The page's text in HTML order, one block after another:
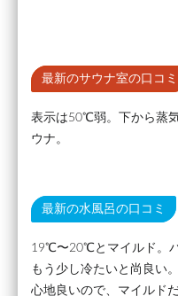
最新のサウナ室の口コミ
表示は50℃弱。下から蒸
ウナ。
最新の水風呂の口コミ
19℃〜20℃とマイルド。
もう少し冷たいと尚良い
心地良いので、マイルド